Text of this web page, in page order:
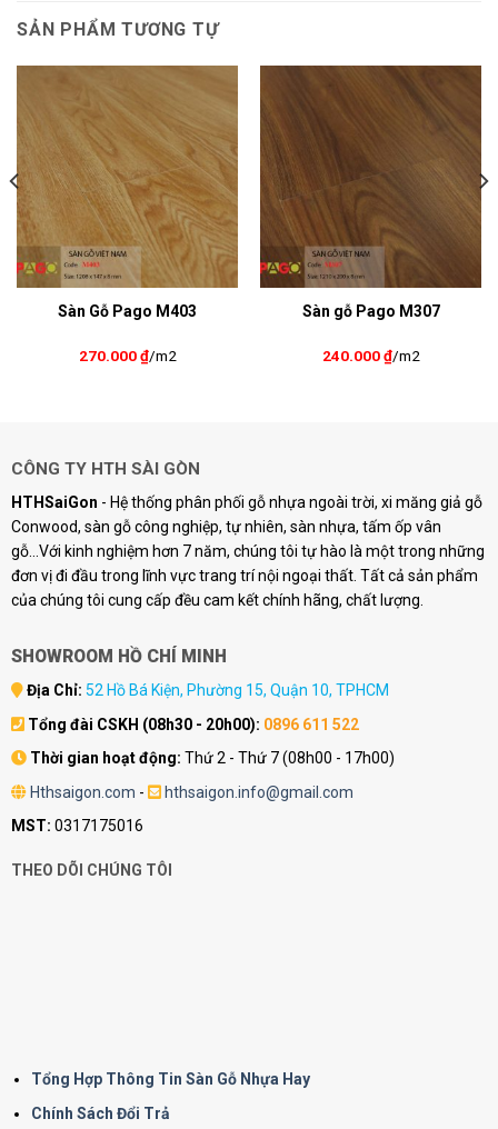
SẢN PHẨM TƯƠNG TỰ
Sàn Gỗ Pago M403
270.000₫/m2
Sàn gỗ Pago M307
240.000₫/m2
CÔNG TY HTH SÀI GÒN
HTHSaiGon - Hệ thống phân phối gỗ nhựa ngoài trời, xi măng giả gỗ
Conwood, sàn gỗ công nghiệp, tự nhiên, sàn nhựa, tấm ốp vân
gỗ...Với kinh nghiệm hơn 7 năm, chúng tôi tự hào là một trong những
đơn vị đi đầu trong lĩnh vực trang trí nội ngoại thất. Tất cả sản phẩm
của chúng tôi cung cấp đều cam kết chính hãng, chất lượng.
SHOWROOM HỒ CHÍ MINH
Địa Chỉ: 52 Hồ Bá Kiện, Phường 15, Quận 10, TPHCM
Tổng đài CSKH (08h30 - 20h00): 0896 611 522
Thời gian hoạt động: Thứ 2 - Thứ 7 (08h00 - 17h00)
Hthsaigon.com -
hthsaigon.info@gmail.com
MST: 0317175016
THEO DÕI CHÚNG TÔI
Tổng Hợp Thông Tin Sàn Gỗ Nhựa Hay
Chính Sách Đổi Trả